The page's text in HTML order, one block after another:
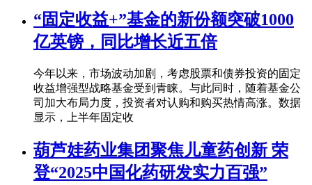
“固定收益+”基金的新份额突破1000
亿英镑，同比增长近五倍
今年以来，市场波动加剧，考虑股票和债券投资的固定
收益增强型战略基金受到青睐。与此同时，随着基金公
司加大布局力度，投资者对认购和购买热情高涨。数据
显示，上半年固定收
葫芦娃药业集团聚焦儿童药创新 荣
登“2025中国化药研发实力百强”